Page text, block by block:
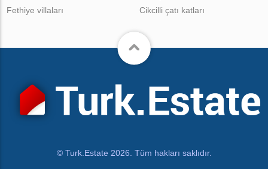
Fethiye villaları
Cikcilli çatı katları
© Turk.Estate 2026. Tüm hakları saklıdır.